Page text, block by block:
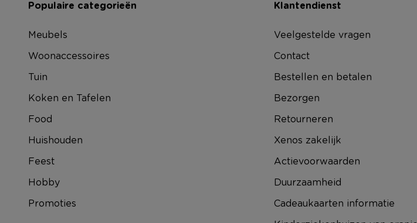
Populaire categorieën
Meubels
Woonaccessoires
Tuin
Koken en Tafelen
Food
Huishouden
Feest
Hobby
Promoties
Klantendienst
Veelgestelde vragen
Contact
Bestellen en betalen
Bezorgen
Retourneren
Xenos zakelijk
Actievoorwaarden
Duurzaamheid
Cadeaukaarten informatie